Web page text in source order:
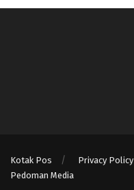
Kotak Pos Privacy Policy
Pedoman Media